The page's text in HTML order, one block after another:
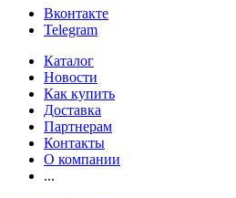
Вконтакте
Telegram
Каталог
Новости
Как купить
Доставка
Партнерам
Контакты
О компании
...